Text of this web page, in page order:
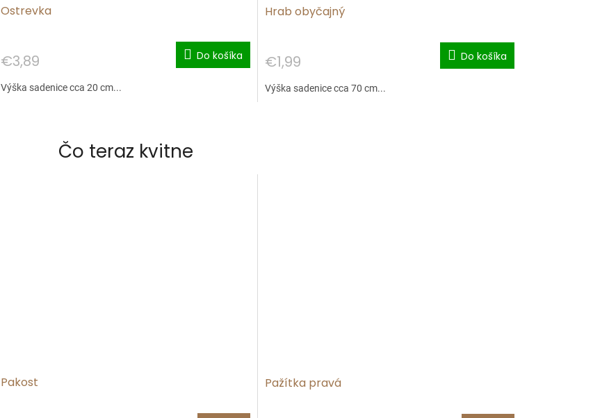
Ostrevka
€3,89 Do košíka
Výška sadenice cca 20 cm...
Hrab obyčajný
€1,99 Do košíka
Výška sadenice cca 70 cm...
Čo teraz kvitne
Pakost Pažítka pravá